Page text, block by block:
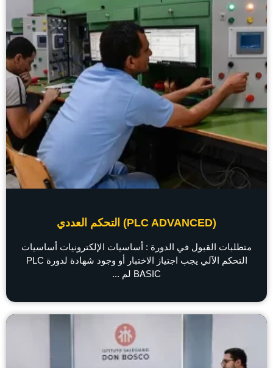
(PLC ADVANCED) التحكم العددي
متطلبات القبول في الدورة : أساسيات الإلكترونيات أساسيات
التحكم الآلي يجب اجتياز الاختبار أو وجود شهادة لدورة PLC
BASIC لم ...